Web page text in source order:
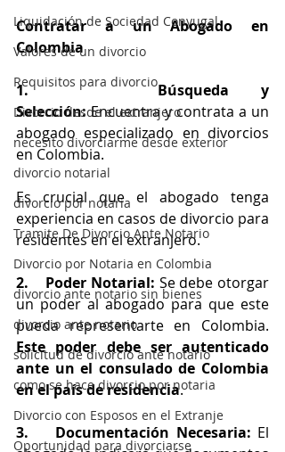
Liquidación de Sociedad Conyugal
Valores de un divorcio
Requisitos para divorcio
Divorcio desde el extranjero
necesito divorciarme desde exterior
divorcio notarial
divorcio por notaria
Tramite De Divorcio Ante Notario
Divorcio por Notaria en Colombia
divorcio ante notario sin bienes
divorcio ante notario
solicitud de divorcio ante notario
como se hace divorcio por notaria
Divorcio con Esposos en el Extranje
Oportunidad para divorciarse
Contratar a un Abogado en
Colombia
1.    Búsqueda y
Selección: Encuentra y contrata a un
abogado especializado en divorcios
en Colombia.
Es crucial que el abogado tenga
experiencia en casos de divorcio para
residentes en el extranjero.
2.    Poder Notarial: Se debe otorgar
un poder al abogado para que este
Este poder debe ser autenticado
ante un el consulado de Colombia
en el país de residencia.
3.    Documentación Necesaria: El